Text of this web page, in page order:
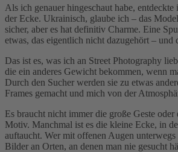
Als ich genauer hingeschaut habe,
der Ecke. Ukrainisch, glaube ich – das
sicher, aber es hat definitiv Charme. Eine
etwas, das eigentlich nicht dazugehört – und
Das ist es, was ich an Street Photography
die ein anderes Gewicht bekommen, wenn
Durch den Sucher werden sie zu etwas
Frames gemacht und mich von der
Es braucht nicht immer die große Geste
Motiv. Manchmal ist es die kleine Ecke, in
auftaucht. Wer mit offenen Augen unterwegs
Bilder an Orten, an denen man nie gesucht